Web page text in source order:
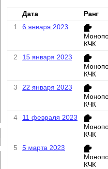
Дата
Ранг
1
6 января 2023
КЧК
2
15 января 2023
КЧК
3
22 января 2023
КЧК
4
11 февраля 2023
КЧК
5
5 марта 2023
КЧК